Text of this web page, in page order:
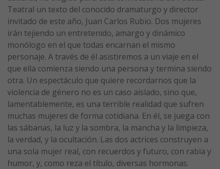
Teatral un texto del conocido dramaturgo y director
invitado de este año, Juan Carlos Rubio. Dos mujeres
irán tejiendo un entretenido, amargo y dinámico
monólogo en el que todas encarnan el mismo
personaje. A través de él asistiremos a un viaje en el
que ella comienza siendo una persona y termina siendo
otra. Un espectáculo que quiere recordarnos que la
violencia de género no es un caso aislado, sino que,
lamentablemente, es una terrible realidad que sufren
muchas mujeres de forma cotidiana. En él, se juega con
las sábanas, la luz y la sombra, la mancha y la limpieza,
la verdad, y la ocultación. Las dos actrices construyen a
una sola mujer real, con recuerdos y futuro, con rabia y
humor, y, como reza el título, diversas hormonas.